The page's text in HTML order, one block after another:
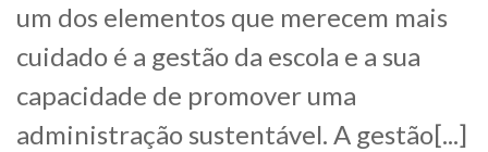
um dos elementos que merecem mais
cuidado é a gestão da escola e a sua
capacidade de promover uma
administração sustentável. A gestão[...]